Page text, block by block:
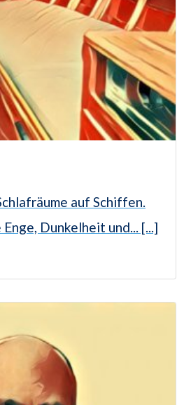
auf Schiffen.
Dunkelheit und... [...]